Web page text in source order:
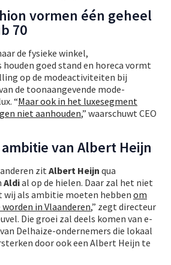
vormen één geheel
70
de fysieke winkel,
goed stand en horeca vormt
op de modeactiviteiten bij
de toonaangevende mode-
“Maar ook in het luxesegment
niet aanhouden,” waarschuwt CEO
ambitie van Albert Heijn
zit Albert Heijn qua
Aldial op de hielen. Daar zal het niet
wij als ambitie moeten hebben om
in Vlaanderen,” zegt directeur
Die groei zal deels komen van e-
Delhaize-ondernemers die lokaal
door ook een Albert Heijn te